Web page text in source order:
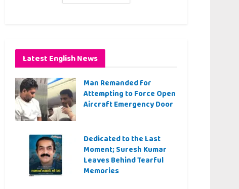
Latest English News
Man Remanded for
Attempting to Force Open
Aircraft Emergency Door
Dedicated to the Last
Moment; Suresh Kumar
Leaves Behind Tearful
Memories